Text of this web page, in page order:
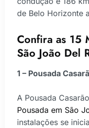
de Belo Horizonte
Confira as 15
São João Del
1 – Pousada
A Pousada
Pousada em São
instalações se